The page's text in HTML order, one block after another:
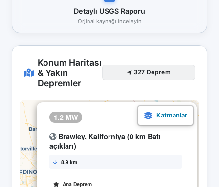
Detaylı USGS Raporu
Orjinal kaynağı inceleyin
Konum Haritası
& Yakın
Depremler
327 Deprem
1.2 MW 10.05 12:35
Brawley, Kaliforniya (0 km Batı
açıkları)
8.9 km
Ana Deprem
×